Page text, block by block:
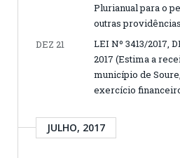
Plurianual para o
outras
DEZ 21
LEI Nº 3413/2017,
2017 (Estima a
município de
exercício
JULHO, 2017